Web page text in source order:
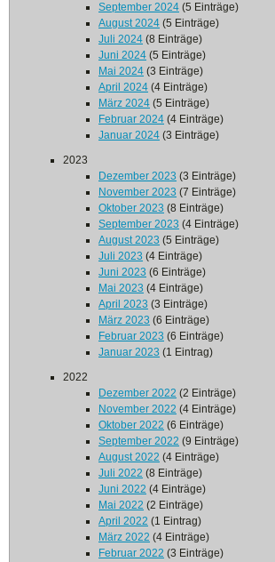
September 2024 (5 Einträge)
August 2024 (5 Einträge)
Juli 2024 (8 Einträge)
Juni 2024 (5 Einträge)
Mai 2024 (3 Einträge)
April 2024 (4 Einträge)
März 2024 (5 Einträge)
Februar 2024 (4 Einträge)
Januar 2024 (3 Einträge)
2023
Dezember 2023 (3 Einträge)
November 2023 (7 Einträge)
Oktober 2023 (8 Einträge)
September 2023 (4 Einträge)
August 2023 (5 Einträge)
Juli 2023 (4 Einträge)
Juni 2023 (6 Einträge)
Mai 2023 (4 Einträge)
April 2023 (3 Einträge)
März 2023 (6 Einträge)
Februar 2023 (6 Einträge)
Januar 2023 (1 Eintrag)
2022
Dezember 2022 (2 Einträge)
November 2022 (4 Einträge)
Oktober 2022 (6 Einträge)
September 2022 (9 Einträge)
August 2022 (4 Einträge)
Juli 2022 (8 Einträge)
Juni 2022 (4 Einträge)
Mai 2022 (2 Einträge)
April 2022 (1 Eintrag)
März 2022 (4 Einträge)
Februar 2022 (3 Einträge)